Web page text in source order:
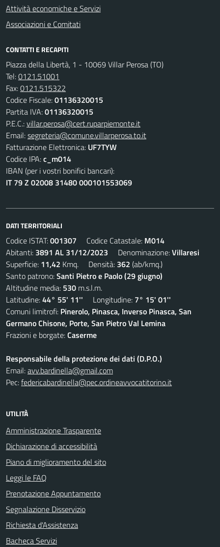
Attività economiche e Servizi
Associazioni e Comitati
CONTATTI E RECAPITI
Piazza della Libertà, 1 - 10069 Villar Perosa (TO)
Tel:0121.51001
Fax:0121.515322
Codice Fiscale:01136320015
Partita IVA:01136320015
P.E.C.:villar.perosa@cert.ruparpiemonte.it
Email:segreteria@comune.villarperosa.to.it
Fatturazione Elettronica: UF7TYW
Codice IPA:c_m014
IBAN (per i vostri bonifici bancari):
IT 79 Z 02008 31480 000101553069
DATI TERRITORIALI
Codice ISTAT:001307 Codice Catastale: M014
Abitanti: 3891 AL 31/12/2023 Denominazione:Villaresi
Superficie: 11,42 Kmq. Densità: 362 (ab/kmq.)
Santo patrono:Santi Pietro e Paolo (29 giugno)
Altitudine media: 530 m.s.l.m.
Latitudine:44° 55' 11'' Longitudine: 7° 15' 01''
Comuni limitrofi: Pinerolo, Pinasca, Inverso Pinasca, San
Germano Chisone, Porte, San Pietro Val Lemina
Frazioni e borgate:Caserme
Responsabile della protezione dei dati (D.P.O.)
Email:avv.bardinella@gmail.com
Pec:federicabardinella@pec.ordineavvocatitorino.it
UTILITÀ
Amministrazione Trasparente
Dichiarazione di accessibilità
Piano di miglioramento del sito
Leggi le FAQ
Prenotazione Appuntamento
Segnalazione Disservizio
Richiesta d'Assistenza
Bacheca Servizi